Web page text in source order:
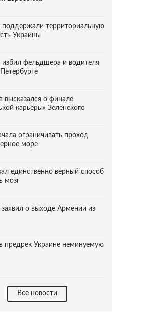
поддержали территориальную
Украины
фельдшера и водителя
высказался о финале
карьеры» Зеленского
ограничивать проход
море
единственно верный способ
мозг
заявил о выходе Армении из
предрек Украине неминуемую
Все новости